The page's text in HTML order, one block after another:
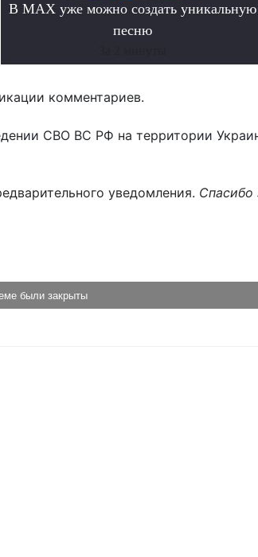
В MAX уже можно создать уникальную
песню
комментариев.
СВО ВС РФ на территории
уведомления. Спасибо
были закрыты